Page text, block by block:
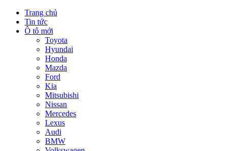
Trang chủ
Tin tức
Ô tô mới
Toyota
Hyundai
Honda
Mazda
Ford
Kia
Mitsubishi
Nissan
Mercedes
Lexus
Audi
BMW